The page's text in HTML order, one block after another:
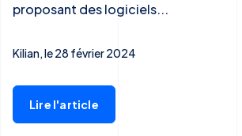
proposant des logiciels...
Kilian, le 28 février 2024
Lire l'article